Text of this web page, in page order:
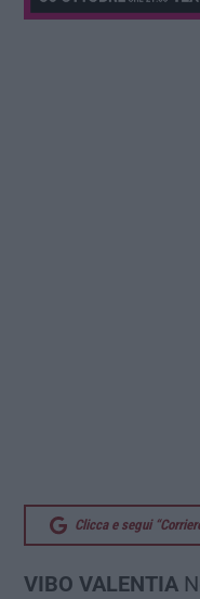
Clicca e segui
VIBO VALENTIA